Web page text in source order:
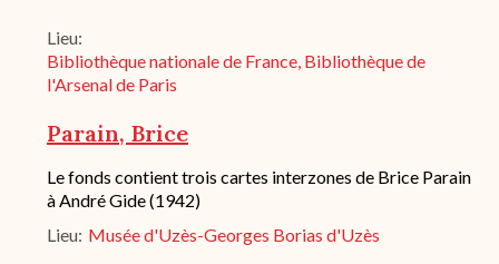
historique
de
conservation
Lieu
Bibliothèque nationale de France, Bibliothèque de
l'Arsenal de Paris
Parain, Brice
Description
succincte
fond
Le fonds contient trois cartes interzones de Brice Parain
à André Gide (1942)
Lieu Musée d'Uzès-Georges Borias d'Uzès